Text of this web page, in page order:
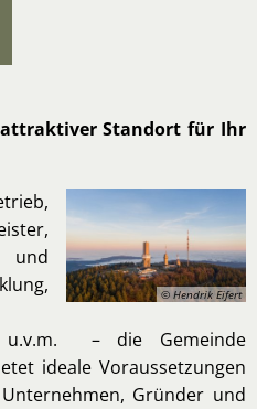
Standort für Ihr
© Hendrik Eifert
und
u.v.m. – die Gemeinde
ideale Voraussetzungen
Gründer und